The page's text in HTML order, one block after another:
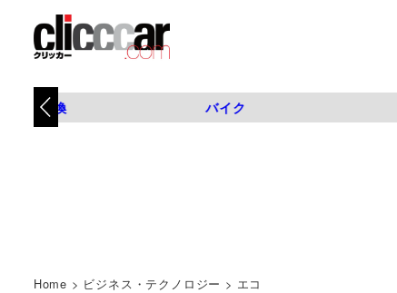
タイヤ交換 バイク
Home > ビジネス・テクノロジー > エコ